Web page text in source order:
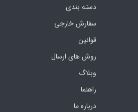
دسته بندی
سفارش خارجی
قوانین
روش های ارسال
وبلاگ
راهنما
درباره ما